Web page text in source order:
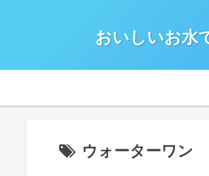
おいしいお水
ウォーターワン